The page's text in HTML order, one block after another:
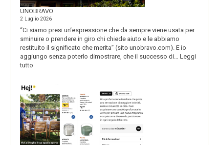
UNOBRAVO
2 Luglio 2026
“Ci siamo presi un’espressione che da sempre viene usata per
sminuire o prendere in giro chi chiede aiuto e le abbiamo
restituito il significato che merita” (sito unobravo.com). E io
aggiungo senza poterlo dimostrare, che il successo di… Leggi
tutto